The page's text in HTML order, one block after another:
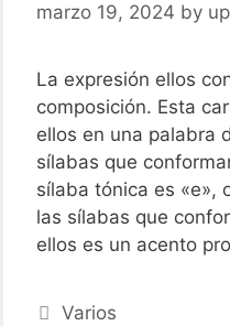
marzo 19, 2024 by
La expresión ellos
composición. Esta
ellos en una palabra
sílabas que
sílaba tónica es «e»,
las sílabas que
ellos es un acento
Categories
Varios